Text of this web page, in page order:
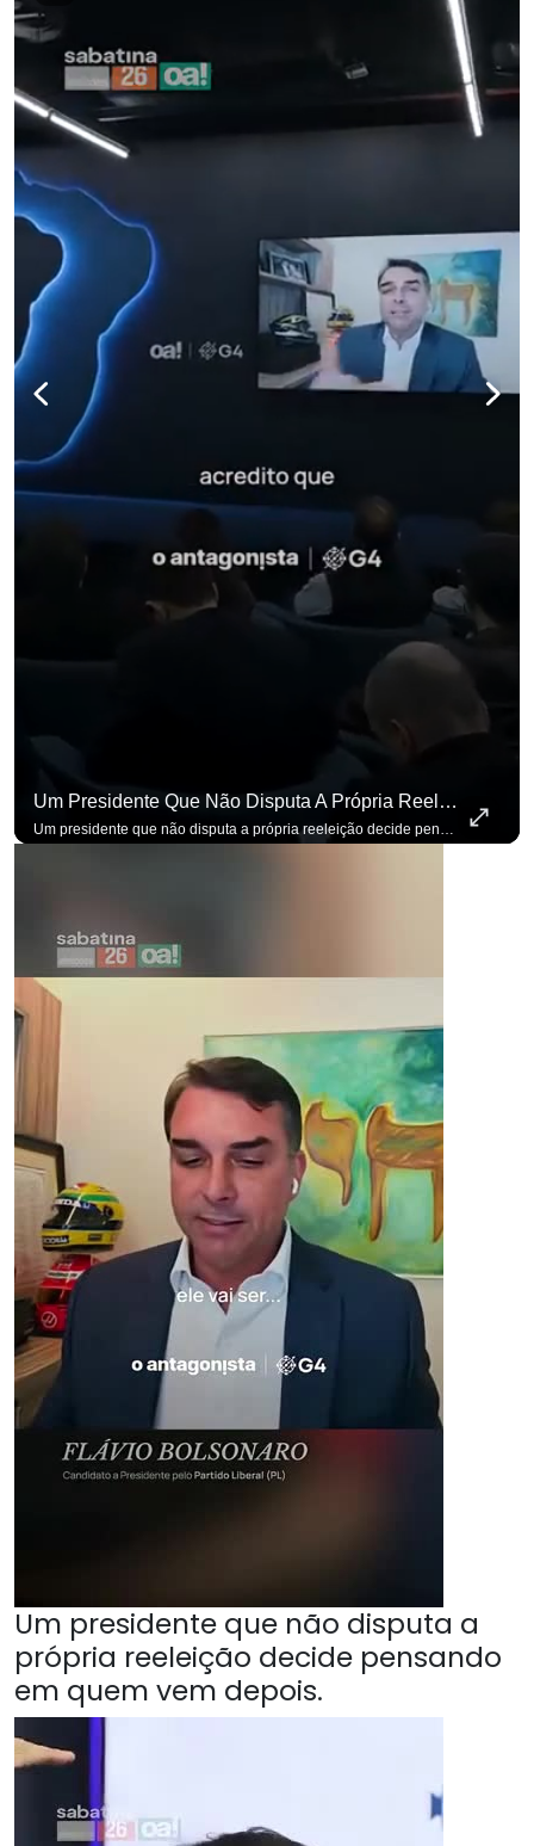
Um Presidente Que Não Disputa A Própria Reeleição Decide Pensando Em Quem Vem Depois.
Um presidente que não disputa a
própria reeleição decide pensando
em quem vem depois.